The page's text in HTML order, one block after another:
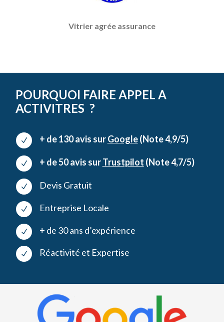
Vitrier agrée assurance
POURQUOI FAIRE APPEL A
ACTIVITRES ?
N + de 130 avis surGoogle(Note 4,9/5)
N + de 50 avis surTrustpilot (Note 4,7/5)
N Devis Gratuit
N Entreprise Locale
N + de 30 ans d’expérience
N Réactivité et Expertise